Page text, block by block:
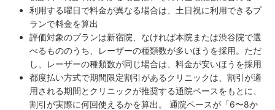
利用する曜日で料金が異なる場合は、土日祝に利用できるプ
ランで料金を算出
評価対象のプランは新宿院、なければ本院または渋谷院で選
べるもののうち、レーザーの種類数が多いほうを採用。ただ
し、レーザーの種類数が同じ場合は、料金が安いほうを採用
都度払い方式で期間限定割引があるクリニックは、割引が適
用される期間とクリニックが推奨する通院ペースをもとに、
割引が実際に何回使えるかを算出。 通院ペースが「6〜8か